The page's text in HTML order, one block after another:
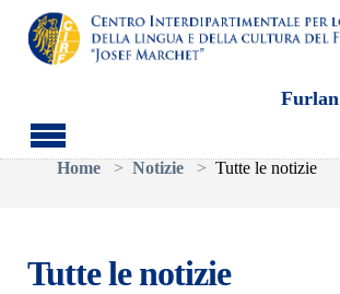
Skip to main content
Furlan
You are here:
Home
Notizie Tutte le notizie
Tutte le notizie